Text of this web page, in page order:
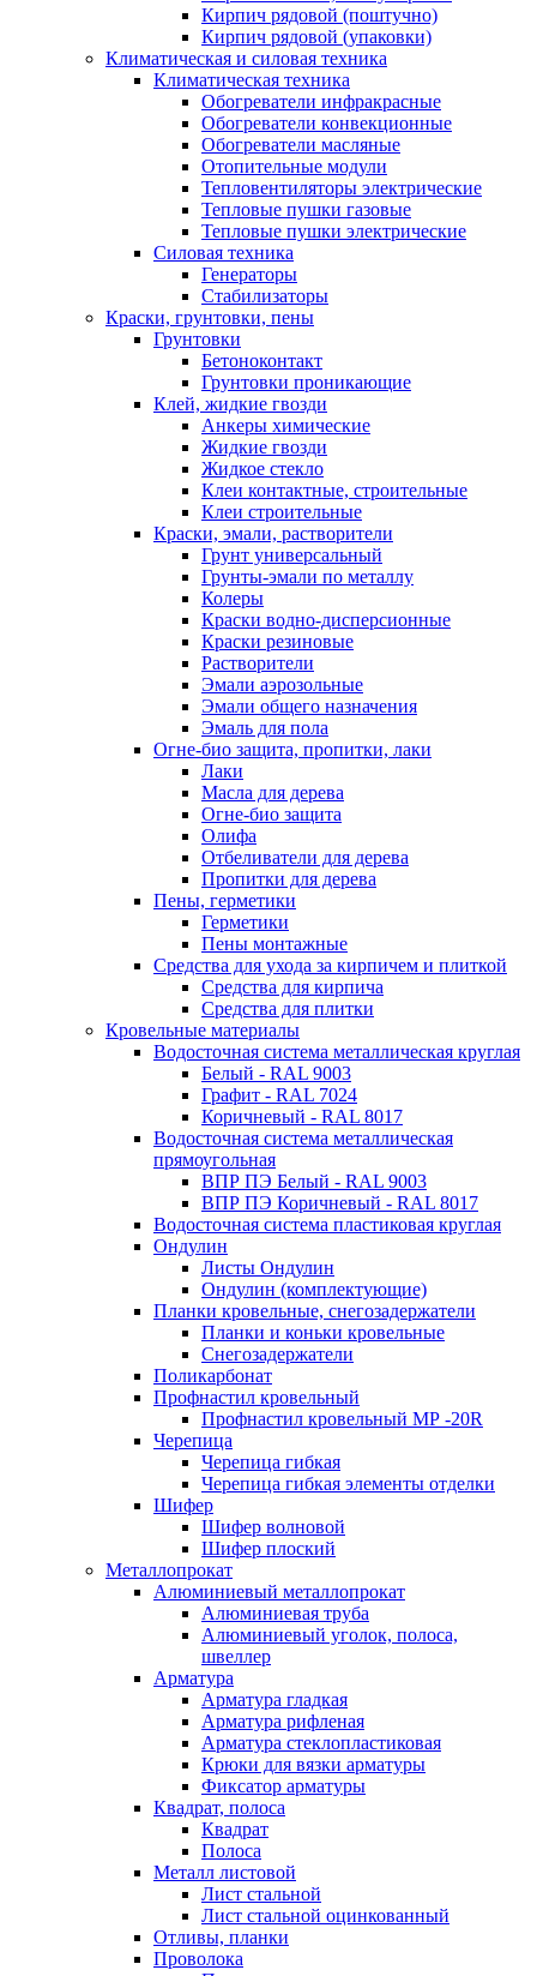
Кирпич рядовой (поштучно)
Кирпич рядовой (упаковки)
Климатическая и силовая техника
Климатическая техника
Обогреватели инфракрасные
Обогреватели конвекционные
Обогреватели масляные
Отопительные модули
Тепловентиляторы электрические
Тепловые пушки газовые
Тепловые пушки электрические
Силовая техника
Генераторы
Стабилизаторы
Краски, грунтовки, пены
Грунтовки
Бетоноконтакт
Грунтовки проникающие
Клей, жидкие гвозди
Анкеры химические
Жидкие гвозди
Жидкое стекло
Клеи контактные, строительные
Клеи строительные
Краски, эмали, растворители
Грунт универсальный
Грунты-эмали по металлу
Колеры
Краски водно-дисперсионные
Краски резиновые
Растворители
Эмали аэрозольные
Эмали общего назначения
Эмаль для пола
Огне-био защита, пропитки, лаки
Лаки
Масла для дерева
Огне-био защита
Олифа
Отбеливатели для дерева
Пропитки для дерева
Пены, герметики
Герметики
Пены монтажные
Средства для ухода за кирпичем и плиткой
Средства для кирпича
Средства для плитки
Кровельные материалы
Водосточная система металлическая круглая
Белый - RAL 9003
Графит - RAL 7024
Коричневый - RAL 8017
Водосточная система металлическая
прямоугольная
ВПР ПЭ Белый - RAL 9003
ВПР ПЭ Коричневый - RAL 8017
Водосточная система пластиковая круглая
Ондулин
Листы Ондулин
Ондулин (комплектующие)
Планки кровельные, снегозадержатели
Планки и коньки кровельные
Снегозадержатели
Поликарбонат
Профнастил кровельный
Профнастил кровельный МР -20R
Черепица
Черепица гибкая
Черепица гибкая элементы отделки
Шифер
Шифер волновой
Шифер плоский
Металлопрокат
Алюминиевый металлопрокат
Алюминиевая труба
Алюминиевый уголок, полоса,
швеллер
Арматура
Арматура гладкая
Арматура рифленая
Арматура стеклопластиковая
Крюки для вязки арматуры
Фиксатор арматуры
Квадрат, полоса
Квадрат
Полоса
Металл листовой
Лист стальной
Лист стальной оцинкованный
Отливы, планки
Проволока